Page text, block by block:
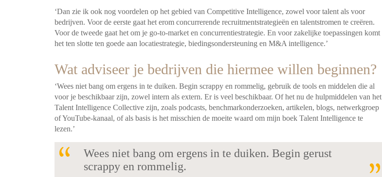
‘Dan zie ik ook nog voordelen op het gebied van Competitive Intelligence, zowel voor talent als voor
bedrijven. Voor de eerste gaat het erom concurrerende recruitmentstrategieën en talentstromen te creëren.
Voor de tweede gaat het om je go-to-market en concurrentiestrategie. En voor zakelijke toepassingen komt
het ten slotte ten goede aan locatiestrategie, biedingsondersteuning en M&A intelligence.’
Wat adviseer je bedrijven die hiermee willen beginnen?
‘Wees niet bang om ergens in te duiken. Begin scrappy en rommelig, gebruik de tools en middelen die al
voor je beschikbaar zijn, zowel intern als extern. Er is veel beschikbaar. Of het nu de hulpmiddelen van het
Talent Intelligence Collective zijn, zoals podcasts, benchmarkonderzoeken, artikelen, blogs, netwerkgroep
of YouTube-kanaal, of als basis is het misschien de moeite waard om mijn boek Talent Intelligence te
lezen.’
Wees niet bang om ergens in te duiken. Begin gerust
scrappy en rommelig.